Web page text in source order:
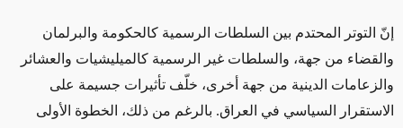
إنّ التوتر المحتدم بين السلطات الرسمية كالحكومة والبرلمان
والقضاء من جهة، والسلطات غير الرسمية كالميليشيات والعشائر
والزعامات الدينية من جهة أخرى، خلّف تأثيرات جسيمة على
الاستقرار السياسي في العراق. بالرغم من ذلك، الخطوة الأولى